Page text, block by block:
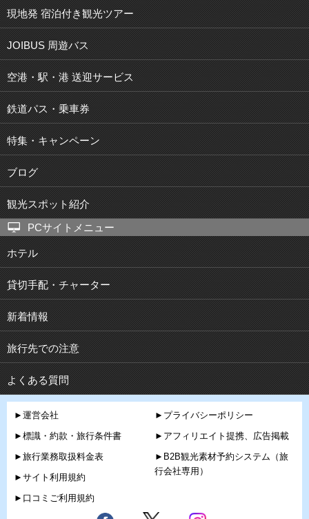
現地発 宿泊付き観光ツアー
JOIBUS 周遊バス
空港・駅・港 送迎サービス
鉄道パス・乗車券
特集・キャンペーン
ブログ
観光スポット紹介
PCサイトメニュー
ホテル
貸切手配・チャーター
新着情報
旅行先での注意
よくある質問
►運営会社
►標識・約款・旅行条件書
►旅行業務取扱料金表
►サイト利用規約
►口コミご利用規約
►プライバシーポリシー
►アフィリエイト提携、広告掲載
►B2B観光素材予約システム（旅
行会社専用）